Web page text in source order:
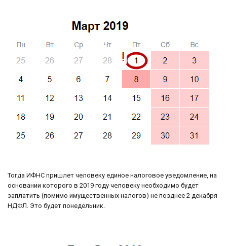
Тогда ИФНС пришлет человеку единое налоговое уведомление, на
основании которого в 2019 году человеку необходимо будет
заплатить (помимо имущественных налогов) не позднее 2 декабря
НДФЛ. Это будет понедельник.